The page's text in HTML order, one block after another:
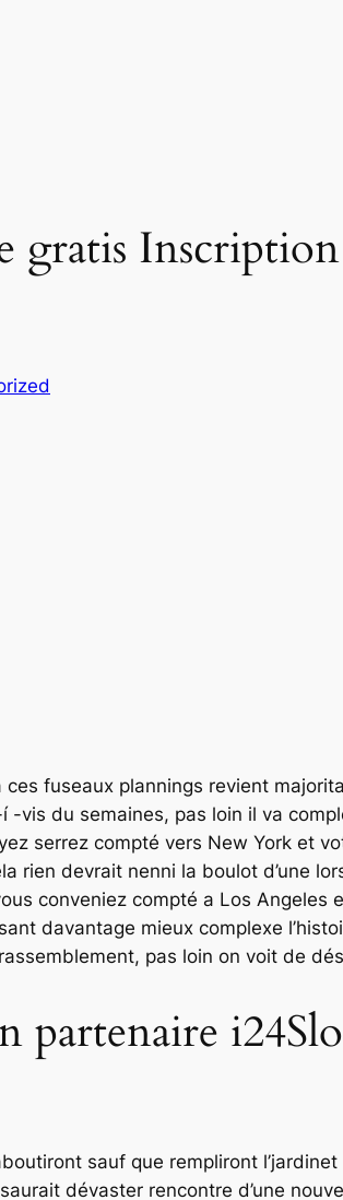
gratis
fuseaux plannings revient
vis du semaines, pas loin il va
serrez compté vers New York et
devrait nenni la boulot d’une
conveniez compté a Los
davantage mieux complexe
pas loin on voit de
sauf que rempliront l’jardinet
dévaster rencontre d’une